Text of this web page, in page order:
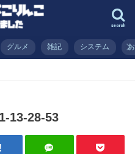
search
グルメ 雑記 システム
13-28-53